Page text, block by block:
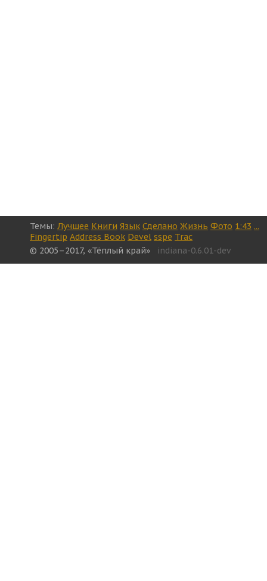
Темы: Лучшее Книги Язык Сделано Жизнь Фото 1:43 ...
Fingertip Address Book Devel sspe Trac
© 2005–2017, «Тёплый край»
indiana-0.6.01-dev